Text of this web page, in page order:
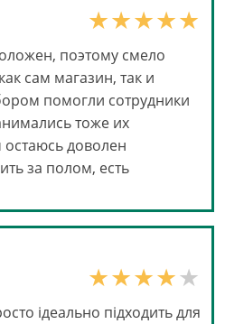
поэтому смело
сам магазин, так и
помогли сотрудники
тоже их
доволен
за полом, есть
ідеально підходить для